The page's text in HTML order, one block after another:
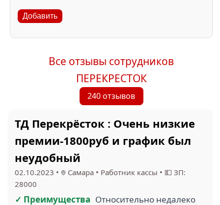
Добавить
Все отзывы сотрудников
ПЕРЕКРЕСТОК
240 отзывов
ТД Перекрёсток : Очень низкие
премии-1800руб и график был
неудобный
02.10.2023 • Самара • Работник кассы • 💵 ЗП:
28000
✓ Преимущества Относительно недалеко